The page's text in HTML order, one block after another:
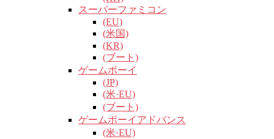
スーパーファミコン
(EU)
(米国)
(KR)
(ブート)
ゲームボーイ
(JP)
(米·EU)
(ブート)
ゲームボーイアドバンス
(米·EU)